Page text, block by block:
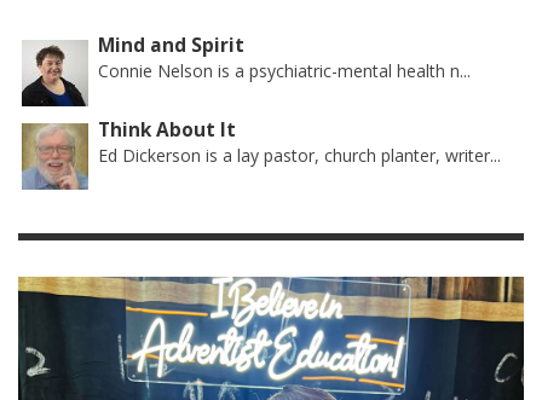
Mind and Spirit
Connie Nelson is a psychiatric-mental health n...
Think About It
Ed Dickerson is a lay pastor, church planter, writer...